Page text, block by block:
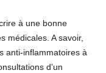
à une bonne
médicales. A savoir,
anti-inflammatoires à
d’un